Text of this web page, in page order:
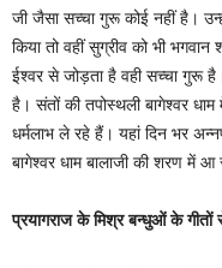
जी जैसा सच्चा गुरू कोई नहीं है।
किया तो वहीं सुग्रीव को भी भगवान
ईश्वर से जोड़ता है वही सच्चा गुरू
है। संतों की तपोस्थली बागेश्वर धाम
धर्मलाभ ले रहे हैं। यहां दिन भर
बागेश्वर धाम बालाजी की शरण में आ
प्रयागराज के मिश्र बन्धुओं के गीतों